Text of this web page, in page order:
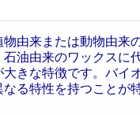
由来または動物由来
油由来のワックスに
きな特徴です。バイ
る特性を持つことが